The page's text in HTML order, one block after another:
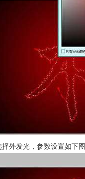
外发光，参数设置如下图